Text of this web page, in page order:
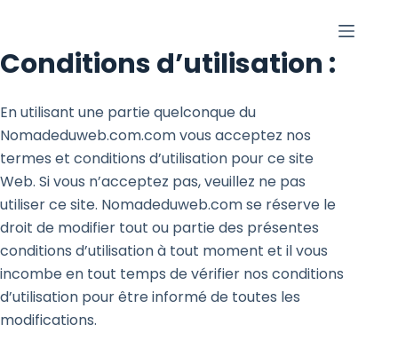
i
t
o
c
o
n
t
e
n
t
Conditions d’utilisation :
En utilisant une partie quelconque du
Nomadeduweb.com.com vous acceptez nos
termes et conditions d’utilisation pour ce site
Web. Si vous n’acceptez pas, veuillez ne pas
utiliser ce site. Nomadeduweb.com se réserve le
droit de modifier tout ou partie des présentes
conditions d’utilisation à tout moment et il vous
incombe en tout temps de vérifier nos conditions
d’utilisation pour être informé de toutes les
modifications.